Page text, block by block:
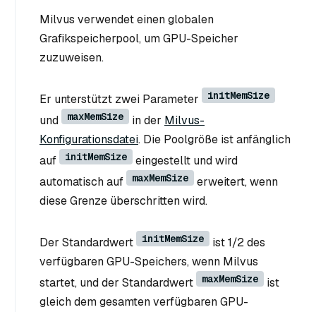
Milvus verwendet einen globalen
Grafikspeicherpool, um GPU-Speicher
zuzuweisen.
Er unterstützt zwei Parameter initMemSize
und maxMemSize in der Milvus-
Konfigurationsdatei. Die Poolgröße ist anfänglich
auf
initMemSize
eingestellt und wird
automatisch auf
maxMemSize
erweitert, wenn
diese Grenze überschritten wird.
Der Standardwert initMemSize
ist 1/2 des
verfügbaren GPU-Speichers, wenn Milvus
startet, und der Standardwert
maxMemSize
ist
gleich dem gesamten verfügbaren GPU-